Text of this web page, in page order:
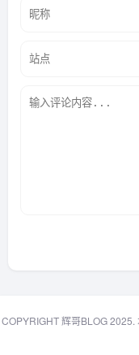
COPYRIGHT 辉哥BLOG